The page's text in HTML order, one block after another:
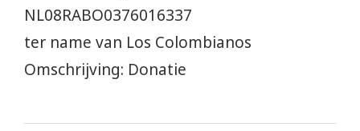
NL08RABO0376016337
ter name van Los Colombianos
Omschrijving: Donatie